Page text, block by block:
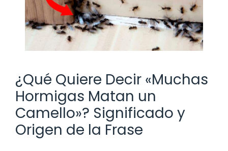
¿Qué Quiere Decir «Muchas
Hormigas Matan un
Camello»? Significado y
Origen de la Frase